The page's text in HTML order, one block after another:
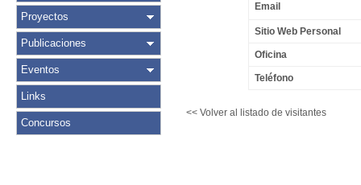
Proyectos
Publicaciones
Eventos
Links
Concursos
Email
Sitio Web Personal
Oficina
Teléfono
<< Volver al listado de visitantes